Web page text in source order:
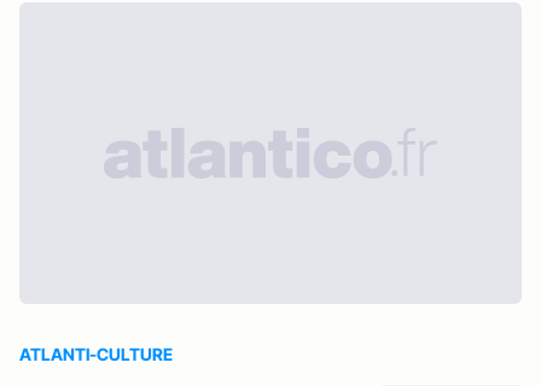
ATLANTI-CULTURE